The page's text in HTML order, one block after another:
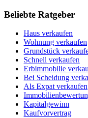
Beliebte Ratgeber
Haus verkaufen
Wohnung verkaufen
Grundstück
Schnell verkaufen
Erbimmobilie
Bei Scheidung
Als Expat verkaufen
Kapitalgewinn
Kaufvorvertrag